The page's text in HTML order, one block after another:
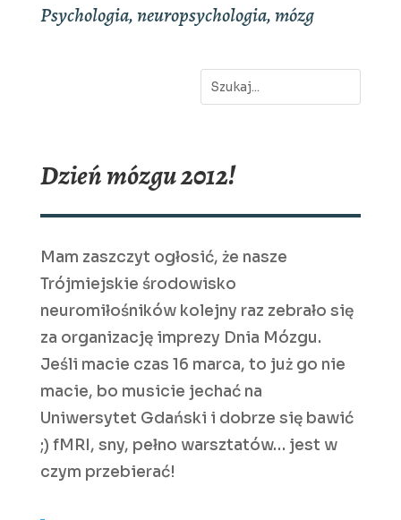
Psychologia, neuropsychologia, mózg
Dzień mózgu 2012!
Mam zaszczyt ogłosić, że nasze
Trójmiejskie środowisko
neuromiłośników kolejny raz zebrało się
za organizację imprezy Dnia Mózgu.
Jeśli macie czas 16 marca, to już go nie
macie, bo musicie jechać na
Uniwersytet Gdański i dobrze się bawić
;) fMRI, sny, pełno warsztatów… jest w
czym przebierać!